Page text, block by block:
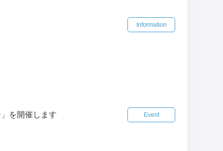
Information
を開催します Event